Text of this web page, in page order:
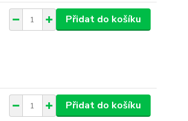
Přidat do košíku
Přidat do košíku